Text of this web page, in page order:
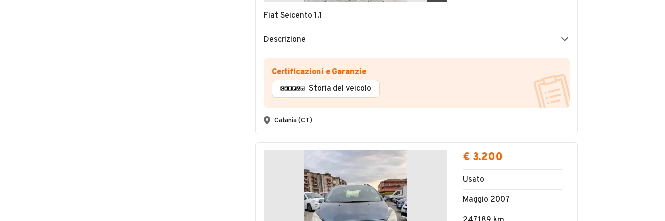
Fiat Seicento 1.1
Descrizione
Certificazioni e Garanzie
Storia del veicolo
Catania (CT)
€ 3.200
Usato
Maggio 2007